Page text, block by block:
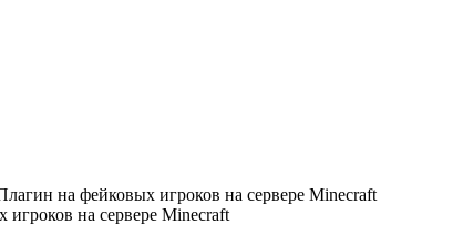
на фейковых игроков на сервере Minecraft